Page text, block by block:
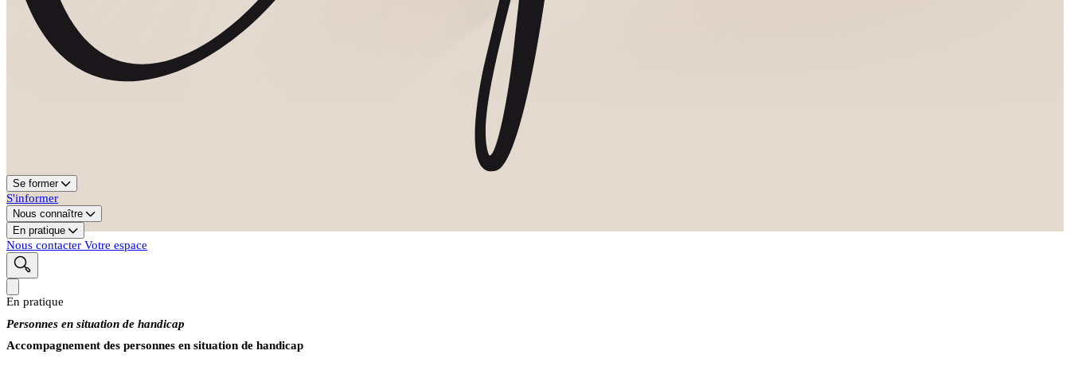
Se former
S'informer
Nous connaître
En pratique
Nous contacter Votre espace
En pratique
Personnes en situation de handicap
Accompagnement des personnes en situation de handicap